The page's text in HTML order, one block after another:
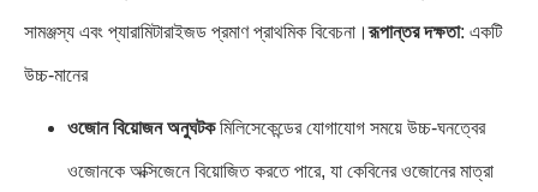
সামঞ্জস্য এবং প্যারামিটারাইজড প্রমাণ প্রাথমিক বিবেচনা।রূপান্তর দক্ষতা: একটি
উচ্চ-মানের
ওজোন বিয়োজন অনুঘটকমিলিসেকেন্ডের যোগাযোগ সময়ে উচ্চ-ঘনত্বের
ওজোনকে অক্সিজেনে বিয়োজিত করতে পারে, যা কেবিনের ওজোনের মাত্রা